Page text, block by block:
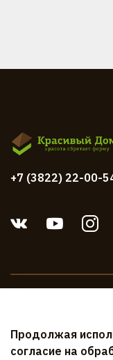
Клиентам
+7 (3822) 22-00-
Продолжая
согласие на